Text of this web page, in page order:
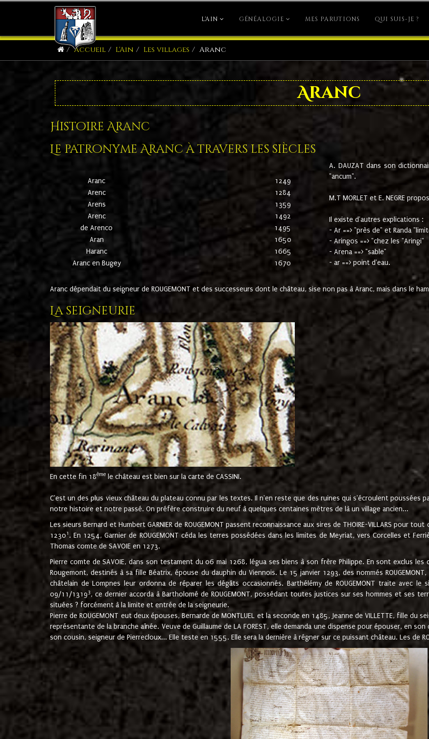
L'AIN GÉNÉALOGIE MES PARUTIONS QUI SUIS-JE ?
Accueil L'Ain Les villages Aranc
Aranc
Histoire Aranc
Le patronyme Aranc à travers les siècles
Aranc
1249
Arenc
1284
Arens
1359
Arenc
1492
de Arenco
1495
Aran
1650
Haranc
1665
Aranc en Bugey
1670
A. DAUZAT dans son
"ancum".
M.T MORLET et E. NEGRE
Il existe d'autres explications :
- Ar ==> "près de" et Randa
- Aringos ==> "chez les "Aringi"
- Arena ==> "sable"
- ar ==> point d'eau.
Aranc dépendait du seigneur de ROUGEMONT et des successeurs dont le château, sise non pas à Aranc, mais dans le
La seigneurie
En cette fin 18ème le château est bien sur la carte de CASSINI.
C'est un des plus vieux château du plateau connu par les textes. Il n'en reste que des ruines qui s'écroulent poussées
notre histoire et notre passé. On préfère construire du neuf à quelques centaines mètres de là un village ancien...
Les sieurs Bernard et Humbert GARNIER de ROUGEMONT passent reconnaissance aux sires de THOIRE-VILLARS pour
12301 . En 1254, Garnier de ROUGEMONT céda les terres possédées dans les limites de Meyriat, vers Corcelles et
Thomas comte de SAVOIE en 1273.
Pierre comte de SAVOIE, dans son testament du 06 mai 1268, légua ses biens à son frère Philippe. En sont exclus
Rougemont, destinés à sa fille Béatrix, épouse du dauphin du Viennois. Le 15 janvier 1293, des nommés
châtelain de Lompnes leur ordonna de réparer les dégâts occasionnés. Barthélémy de ROUGEMONT traite avec
09/11/13193, ce dernier accorda à Bartholomé de ROUGEMONT, possédant toutes justices sur ses hommes et ses
situées ? forcément à la limite et entrée de la seigneurie.
Pierre de ROUGEMONT eut deux épouses, Bernarde de MONTLUEL et la seconde en 1485, Jeanne de VILLETTE, fille
représentante de la branche aînée. Veuve de Guillaume de LA FOREST, elle demanda une dispense pour épouser, en
son cousin, seigneur de Pierrecloux... Elle teste en 1555. Elle sera la dernière à régner sur ce puissant château. Les de